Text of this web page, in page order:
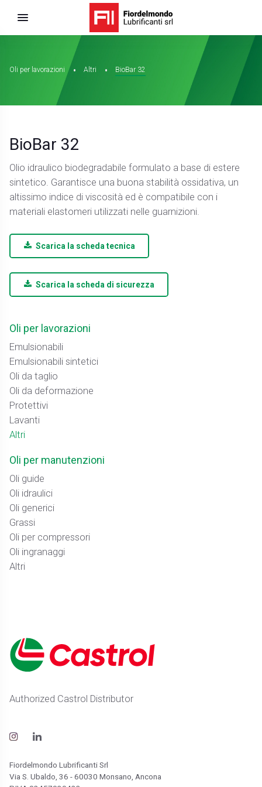
Oli per lavorazioni Altri BioBar 32
Oli per lavorazioni
Emulsionabili
Emulsionabili sintetici
Oli da taglio
Oli da deformazione
Protettivi
Lavanti
Altri
Oli per manutenzioni
Oli guide
Oli idraulici
Oli generici
Grassi
Oli per compressori
Oli ingranaggi
Altri
BioBar 32
Olio idraulico biodegradabile formulato a base di estere
sintetico. Garantisce una buona stabilità ossidativa, un
altissimo indice di viscosità ed è compatibile con i
materiali elastomeri utilizzati nelle guarnizioni.
Scarica la scheda tecnica
Scarica la scheda di sicurezza
Authorized Castrol Distributor
Fiordelmondo Lubrificanti Srl
Via S. Ubaldo, 36 - 60030 Monsano, Ancona